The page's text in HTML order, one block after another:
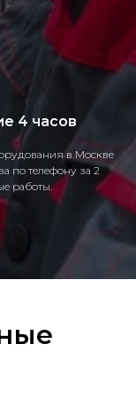
4 часов
в Москве
по телефону за 2
работы.